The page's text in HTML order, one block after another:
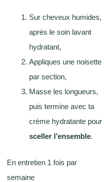
Sur cheveux humides,
après le soin lavant
hydratant,
Appliques une noisette
par section,
Masse les longueurs,
puis termine avec ta
crème hydratante pour
sceller l’ensemble.
En entretien 1 fois par
semaine